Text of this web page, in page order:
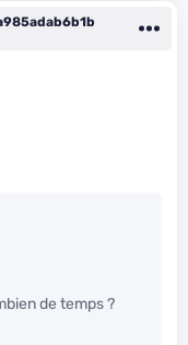
de temps ?